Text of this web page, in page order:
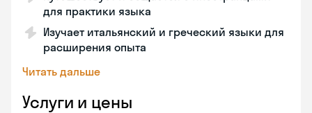
для практики языка
Изучает итальянский и греческий языки для
расширения опыта
Читать дальше
Услуги и цены